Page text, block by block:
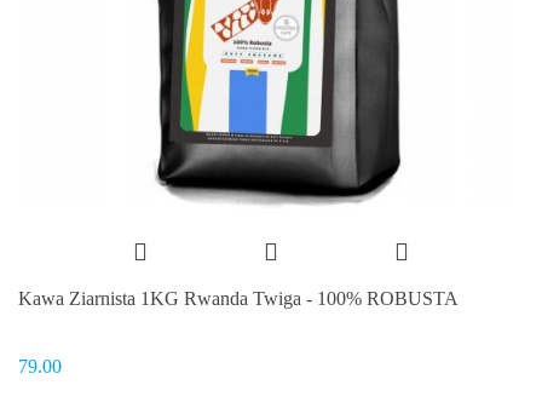
Kawa Ziarnista 1KG Rwanda Twiga - 100% ROBUSTA
79.00